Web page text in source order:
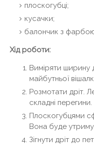
плоскогубці;
кусачки;
балончик з
Хід роботи:
Виміряти ширину
майбутньої
Розмотати дріт.
складні перегини.
Плоскогубцями
Вона буде
Зігнути дріт до